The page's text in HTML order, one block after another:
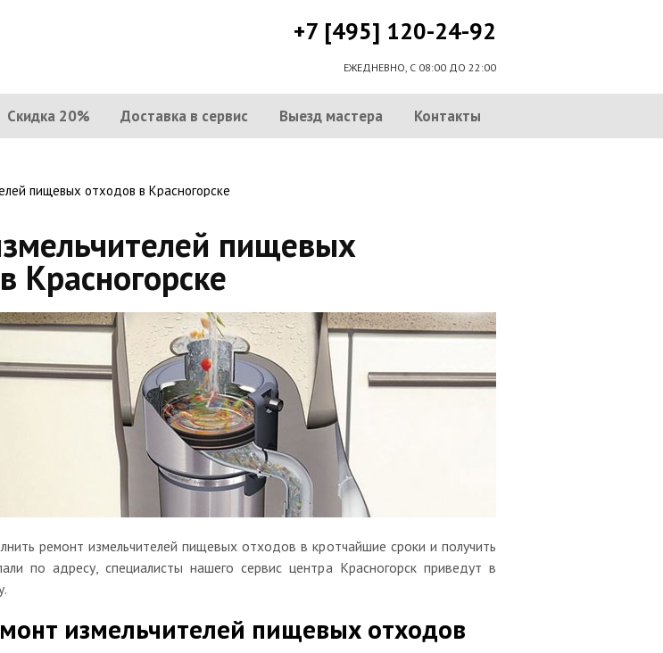
+7 [495] 120-24-92
ЕЖЕДНЕВНО, С 08:00 ДО 22:00
Скидка 20% Доставка в сервис Выезд мастера Контакты
пищевых отходов в Красногорске
пищевых
Красногорске
ремонт измельчителей пищевых отходов в кротчайшие сроки и получить
по адресу, специалисты нашего сервис центра Красногорск приведут в
измельчителей пищевых отходов